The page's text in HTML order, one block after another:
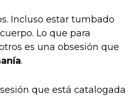
Incluso estar tumbado
Lo que para
es una obsesión que
.
que está catalogada